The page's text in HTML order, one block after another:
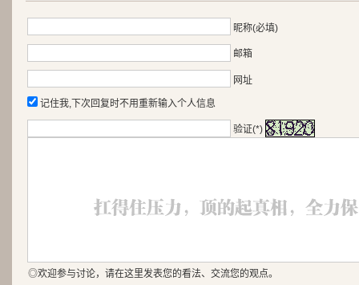
昵称(必填)
邮箱
网址
记住我,下次回复时不用重新输入个人信息
验证(*)
◎欢迎参与讨论，请在这里发表您的看法、交流您的观点。